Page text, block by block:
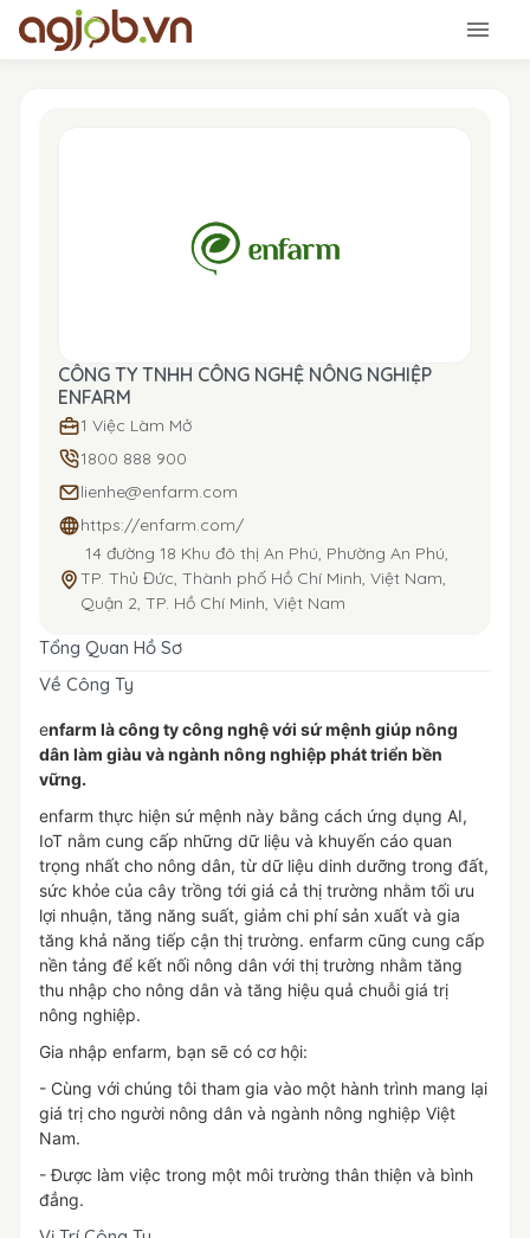
CÔNG TY TNHH CÔNG NGHỆ NÔNG NGHIỆP
ENFARM
1 Việc Làm Mở
1800 888 900
lienhe@enfarm.com
https://enfarm.com/
14 đường 18 Khu đô thị An Phú, Phường An Phú,
TP. Thủ Đức, Thành phố Hồ Chí Minh, Việt Nam,
Quận 2, TP. Hồ Chí Minh, Việt Nam
Tổng Quan Hồ Sơ
Về Công Ty
enfarm là công ty công nghệ với sứ mệnh giúp nông
dân làm giàu và ngành nông nghiệp phát triển bền
vững.
enfarm thực hiện sứ mệnh này bằng cách ứng dụng AI,
IoT nằm cung cấp những dữ liệu và khuyến cáo quan
trọng nhất cho nông dân, từ dữ liệu dinh dưỡng trong đất,
sức khỏe của cây trồng tới giá cả thị trường nhằm tối ưu
lợi nhuận, tăng năng suất, giảm chi phí sản xuất và gia
tăng khả năng tiếp cận thị trường. enfarm cũng cung cấp
nền tảng để kết nối nông dân với thị trường nhằm tăng
thu nhập cho nông dân và tăng hiệu quả chuỗi giá trị
nông nghiệp.
Gia nhập enfarm, bạn sẽ có cơ hội:
- Cùng với chúng tôi tham gia vào một hành trình mang lại
giá trị cho người nông dân và ngành nông nghiệp Việt
Nam.
- Được làm việc trong một môi trường thân thiện và bình
đẳng.